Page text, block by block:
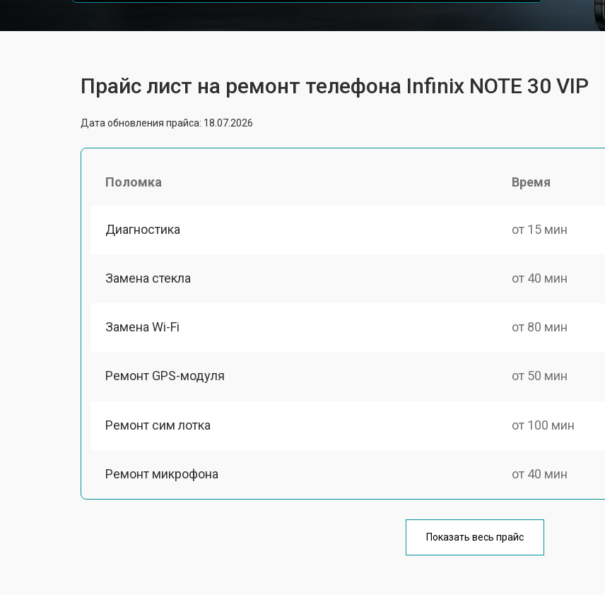
Прайс лист на ремонт телефона Infinix NOTE 30 VIP
Дата обновления прайса: 18.07.2026
Поломка Время
Диагностика от 15 мин
Замена стекла от 40 мин
Замена Wi-Fi от 80 мин
Ремонт GPS-модуля от 50 мин
Ремонт сим лотка от 100 мин
Ремонт микрофона от 40 мин
от 70 мин
Показать весь прайс